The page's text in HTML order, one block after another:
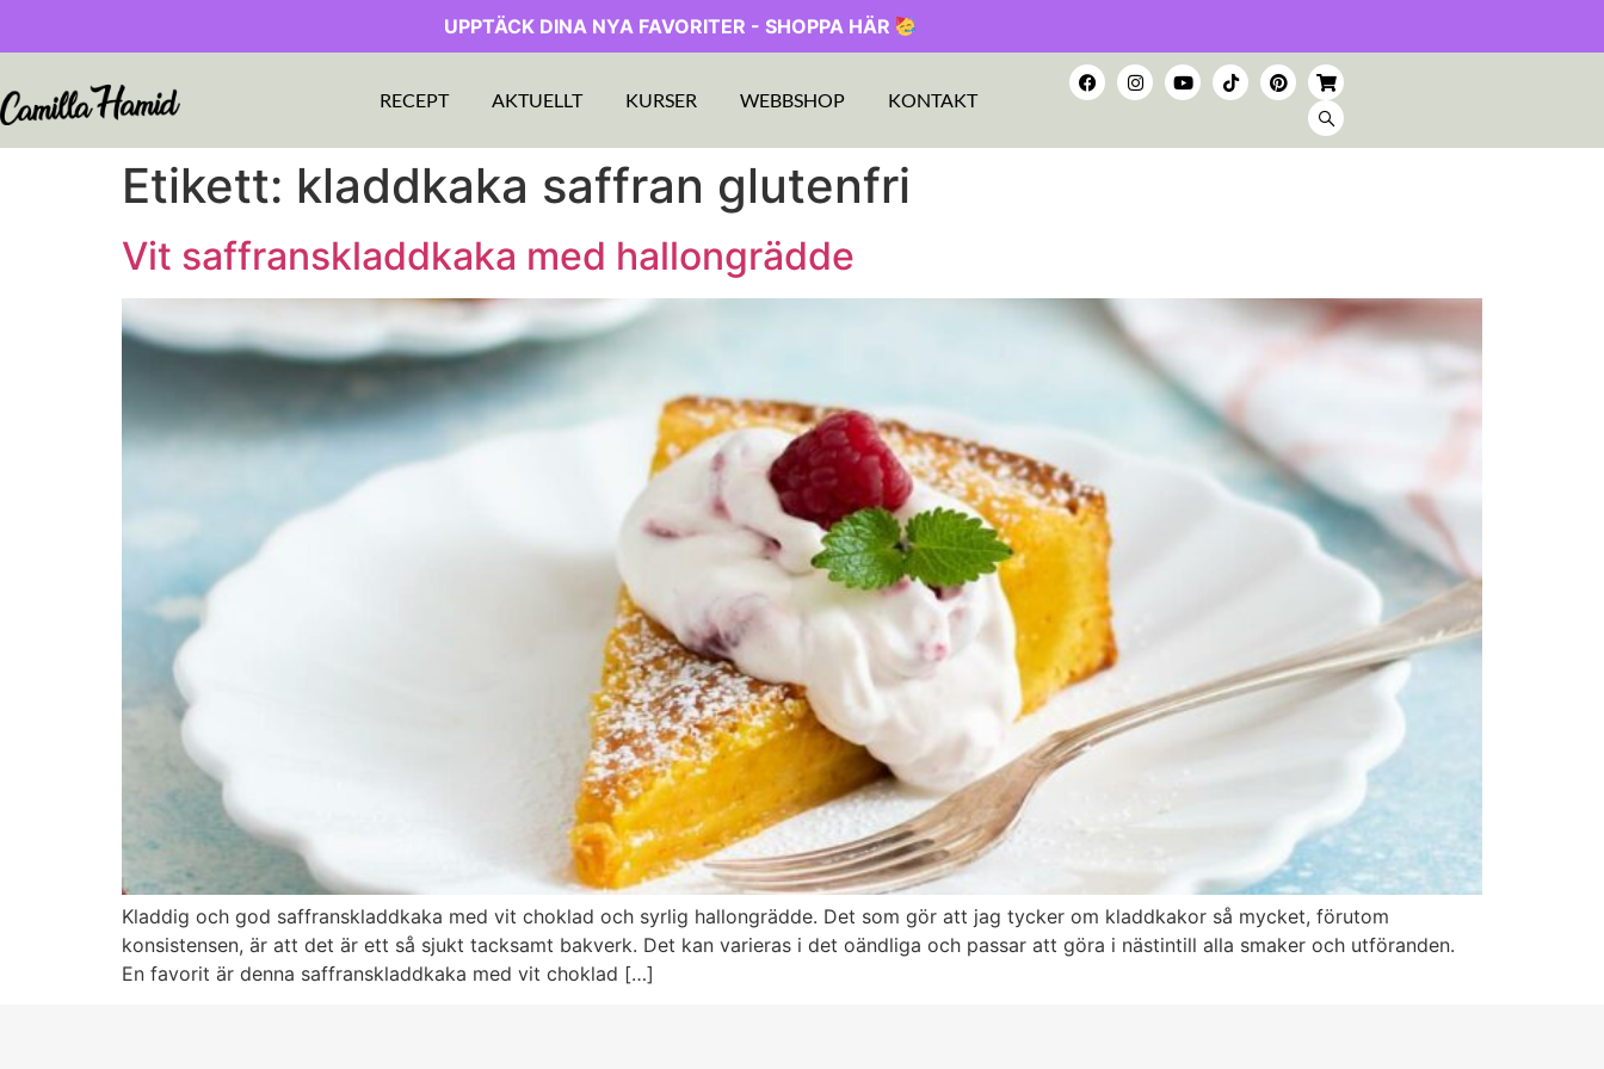
UPPTÄCK DINA NYA FAVORITER - SHOPPA HÄR
RECEPT AKTUELLT KURSER WEBBSHOP KONTAKT
Etikett: kladdkaka saffran glutenfri
Vit saffranskladdkaka med hallongrädde
Kladdig och god saffranskladdkaka med vit choklad och syrlig hallongrädde. Det som gör att jag tycker om kladdkakor så mycket, förutom
konsistensen, är att det är ett så sjukt tacksamt bakverk. Det kan varieras i det oändliga och passar att göra i nästintill alla smaker och utföranden.
En favorit är denna saffranskladdkaka med vit choklad […]